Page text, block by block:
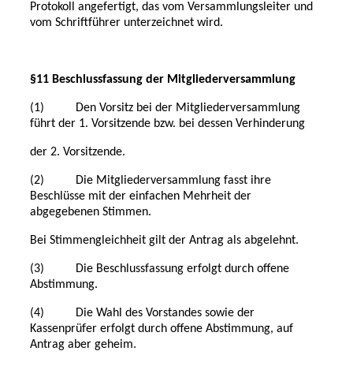
Protokoll angefertigt, das vom Versammlungsleiter und
vom Schriftführer unterzeichnet wird.
§11 Beschlussfassung der Mitgliederversammlung
(1) Den Vorsitz bei der Mitgliederversammlung
führt der 1. Vorsitzende bzw. bei dessen Verhinderung
der 2. Vorsitzende.
(2) Die Mitgliederversammlung fasst ihre
Beschlüsse mit der einfachen Mehrheit der
abgegebenen Stimmen.
Bei Stimmengleichheit gilt der Antrag als abgelehnt.
(3) Die Beschlussfassung erfolgt durch offene
Abstimmung.
(4) Die Wahl des Vorstandes sowie der
Kassenprüfer erfolgt durch offene Abstimmung, auf
Antrag aber geheim.